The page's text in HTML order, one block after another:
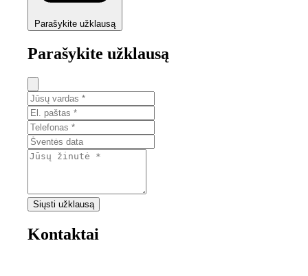
Parašykite užklausą
Parašykite užklausą
Siųsti užklausą
Kontaktai